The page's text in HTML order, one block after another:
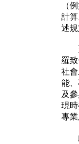
（
計
述規
至
羅
社
能
及
現
專
此